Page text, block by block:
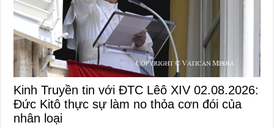
Kinh Truyền tin với ĐTC Lêô XIV 02.08.2026:
Đức Kitô thực sự làm no thỏa cơn đói của
nhân loại